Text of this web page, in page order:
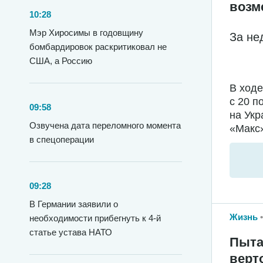
10:28
Мэр Хиросимы в годовщину
бомбардировок раскритиковал не
США, а Россию
09:58
Озвучена дата переломного момента
в спецоперации
09:28
В Германии заявили о
необходимости прибегнуть к 4-й
статье устава НАТО
За
В
с 20
на
Жизнь